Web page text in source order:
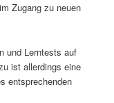
Zugang zu neuen
und Lerntests auf
ist allerdings eine
entsprechenden